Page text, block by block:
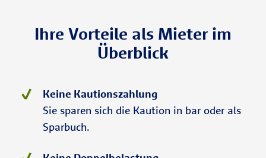
Ihre Vorteile als Mieter im
Überblick
Keine Kautionszahlung
Sie sparen sich die Kaution in bar oder als
Sparbuch.